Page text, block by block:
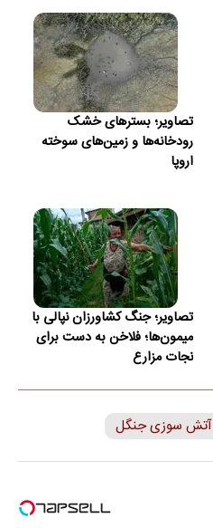
تصاویر؛ بسترهای خشک
رودخانه‌ها و زمین‌های سوخته
اروپا
تصاویر؛ جنگ کشاورزان نپالی با
میمون‌ها؛ فلاخن به دست برای
نجات مزارع
آتش سوزی جنگل